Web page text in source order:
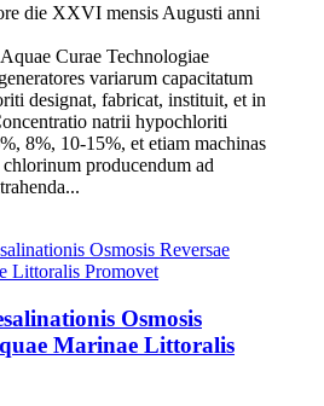
die XXVI mensis Augusti anni
Curae Technologiae
variarum capacitatum
designat, fabricat, instituit, et in
natrii hypochloriti
8%, 10-15%, et etiam machinas
producendum ad
Osmosis
Marinae Littoralis